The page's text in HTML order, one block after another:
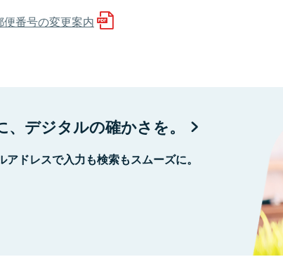
番号の変更案内
、デジタルの確かさを。
アドレスで入力も検索もスムーズに。